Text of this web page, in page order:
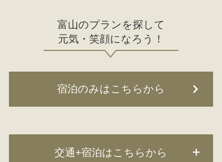
富山のプランを探して
元気・笑顔になろう！
宿泊のみはこちらから